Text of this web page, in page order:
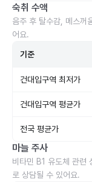
숙취 수액
음주 후 탈수감, 메스꺼
어요.
기준
건대입구역 최저가
건대입구역 평균가
전국 평균가
마늘 주사
비타민 B1 유도체 관련
로 상담될 수 있어요.